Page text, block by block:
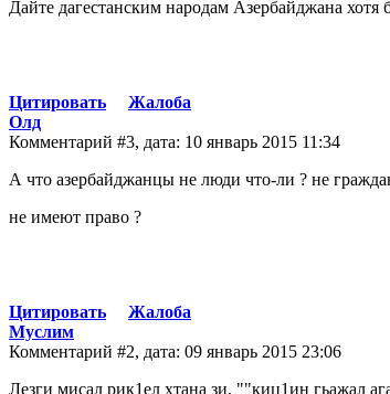
Дайте дагестанским народам Азербайджана
Цитировать
Жалоба
Олд
Комментарий #3, дата: 10 январь 2015 11:34
А что азербайджанцы не люди что-ли ? не
не имеют право ?
Цитировать
Жалоба
Муслим
Комментарий #2, дата: 09 январь 2015 23:06
Лезги мисал рик1ел хтана зи, ""киц1ин гьажал